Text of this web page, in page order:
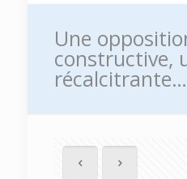
Une
constructive,
récalcitrante…